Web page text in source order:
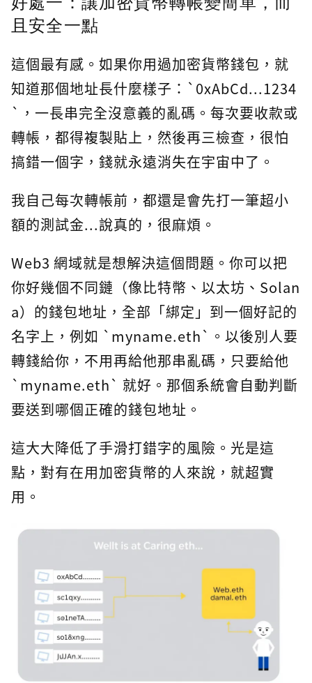
且安全一點
這個最有感。如果你用過加密貨幣錢包，就
知道那個地址長什麼樣子：`0xAbCd...1234
`，一長串完全沒意義的亂碼。每次要收款或
轉帳，都得複製貼上，然後再三檢查，很怕
搞錯一個字，錢就永遠消失在宇宙中了。
我自己每次轉帳前，都還是會先打一筆超小
額的測試金...說真的，很麻煩。
Web3 網域就是想解決這個問題。你可以把
你好幾個不同鏈（像比特幣、以太坊、Solan
a）的錢包地址，全部「綁定」到一個好記的
名字上，例如 `myname.eth`。以後別人要
轉錢給你，不用再給他那串亂碼，只要給他
`myname.eth` 就好。那個系統會自動判斷
要送到哪個正確的錢包地址。
這大大降低了手滑打錯字的風險。光是這
點，對有在用加密貨幣的人來說，就超實
用。